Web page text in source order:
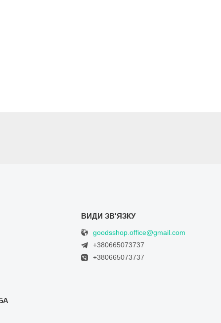
goodsshop.office@gmail.com
+380665073737
+380665073737